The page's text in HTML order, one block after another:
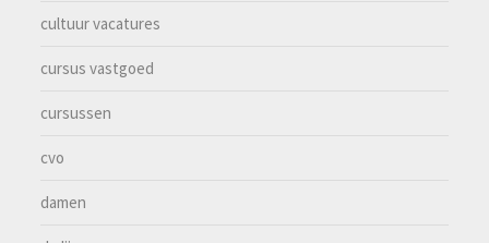
cultuur vacatures
cursus vastgoed
cursussen
cvo
damen